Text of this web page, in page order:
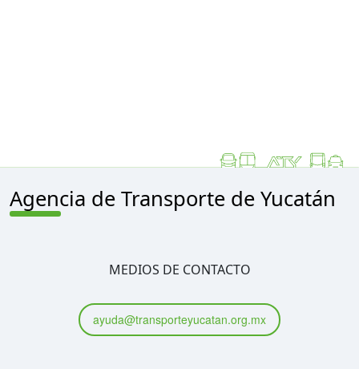
Agencia de Transporte de Yucatán
MEDIOS DE CONTACTO
ayuda@transporteyucatan.org.mx